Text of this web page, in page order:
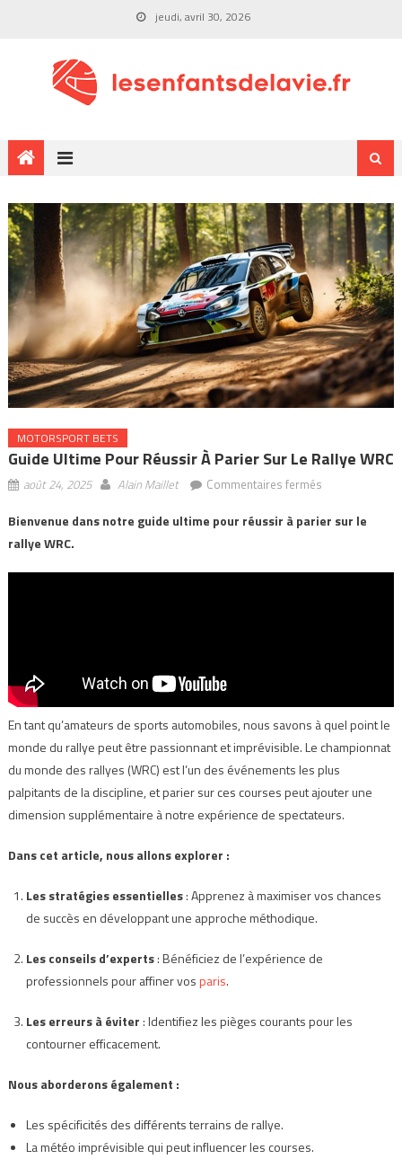
jeudi, avril 30, 2026
MOTORSPORT BETS
Guide Ultime Pour Réussir À Parier Sur Le Rallye WRC
août 24, 2025 Alain Maillet Commentaires ferméssur
ultime
Bienvenue dans notre guide ultime pour réussir à parier sur le
rallye WRC.
En tant qu’amateurs de sports automobiles, nous savons à quel point le
monde du rallye peut être passionnant et imprévisible. Le championnat
du monde des rallyes (WRC) est l’un des événements les plus
palpitants de la discipline, et parier sur ces courses peut ajouter une
dimension supplémentaire à notre expérience de spectateurs.
Dans cet article, nous allons explorer :
Les stratégies essentielles: Apprenez à maximiser vos chances
de succès en développant une approche méthodique.
Les conseils d’experts: Bénéficiez de l’expérience de
professionnels pour affiner vosparis.
Les erreurs à éviter: Identifiez les pièges courants pour les
contourner efficacement.
Nous aborderons également :
Les spécificités des différents terrains de rallye.
La météo imprévisible qui peut influencer les courses.